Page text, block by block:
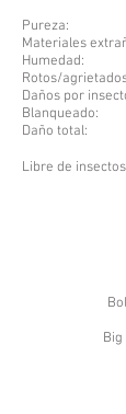
Pureza:
Materiales
Humedad:
Rotos/
Daños por
Blanqueado:
Daño total:
Libre de
Big